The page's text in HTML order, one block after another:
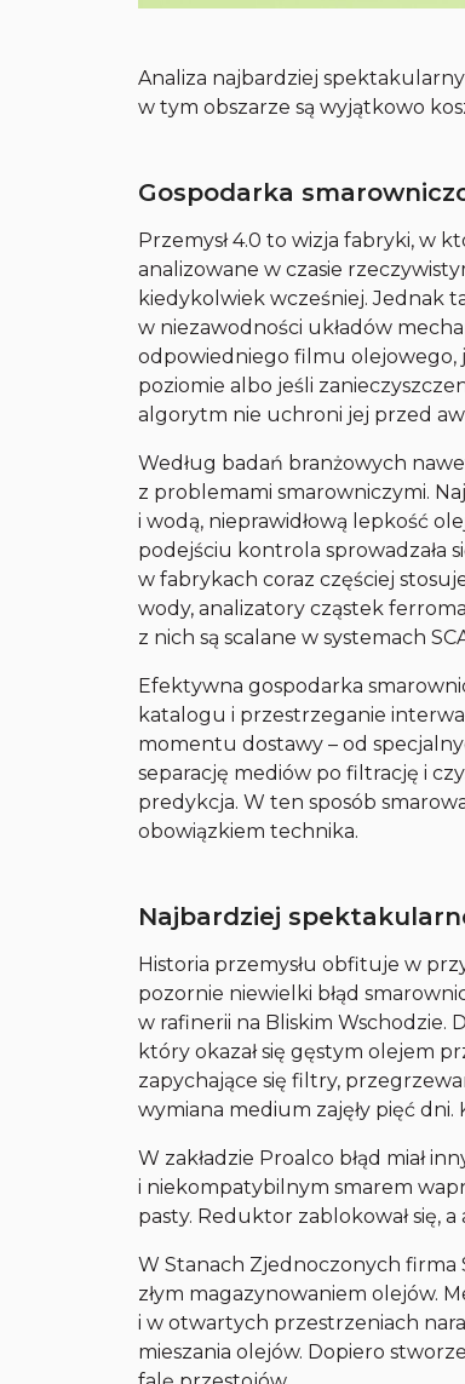
Analiza najbardziej
w tym obszarze są wyjątkowo
Gospodarka
Przemysł 4.0 to wizja fabryki, w
analizowane w czasie
kiedykolwiek wcześniej. Jednak
w niezawodności układów
odpowiedniego filmu olejowego,
poziomie albo jeśli
algorytm nie uchroni jej przed
Według badań branżowych
z problemami smarowniczymi.
i wodą, nieprawidłową lepkość
podejściu kontrola sprowadzała
w fabrykach coraz częściej
wody, analizatory cząstek
z nich są scalane w systemach
Efektywna gospodarka
katalogu i przestrzeganie
momentu dostawy – od
separację mediów po filtrację i
predykcja. W ten sposób
obowiązkiem technika.
Najbardziej
Historia przemysłu obfituje w
pozornie niewielki błąd
w rafinerii na Bliskim Wschodzie.
który okazał się gęstym olejem
zapychające się filtry,
wymiana medium zajęły pięć
W zakładzie Proalco błąd miał
i niekompatybilnym smarem
pasty. Reduktor zablokował się,
W Stanach Zjednoczonych firma
złym magazynowaniem olejów.
i w otwartych przestrzeniach
mieszania olejów. Dopiero